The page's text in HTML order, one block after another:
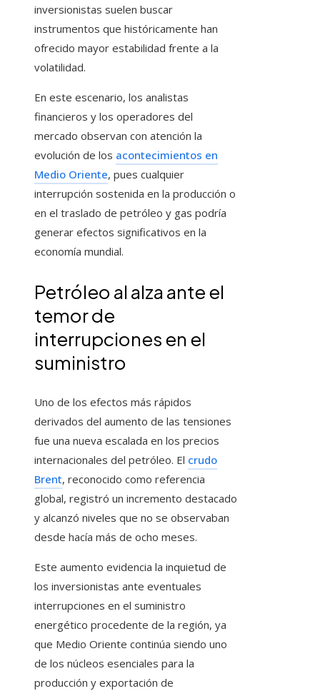
inversionistas suelen buscar
instrumentos que históricamente han
ofrecido mayor estabilidad frente a la
volatilidad.
En este escenario, los analistas
financieros y los operadores del
mercado observan con atención la
evolución de los acontecimientos en
Medio Oriente, pues cualquier
interrupción sostenida en la producción o
en el traslado de petróleo y gas podría
generar efectos significativos en la
economía mundial.
Petróleo al alza ante el
temor de
interrupciones en el
suministro
Uno de los efectos más rápidos
derivados del aumento de las tensiones
fue una nueva escalada en los precios
internacionales del petróleo. El crudo
Brent, reconocido como referencia
global, registró un incremento destacado
y alcanzó niveles que no se observaban
desde hacía más de ocho meses.
Este aumento evidencia la inquietud de
los inversionistas ante eventuales
interrupciones en el suministro
energético procedente de la región, ya
que Medio Oriente continúa siendo uno
de los núcleos esenciales para la
producción y exportación de